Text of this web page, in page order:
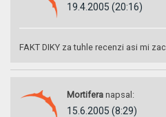
19.4.2005 (20:16)
FAKT DIKY za tuhle recenzi asi mi
Mortifera napsal:
15.6.2005 (8:29)